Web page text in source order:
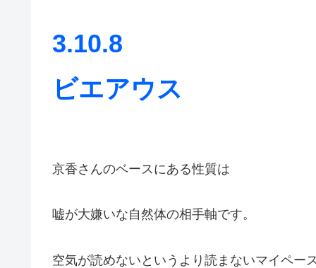
3.10.8
ビエアウス
京香さんのベースにある性質は
嘘が大嫌いな自然体の相手軸です。
空気が読めないというより読まないマイペー